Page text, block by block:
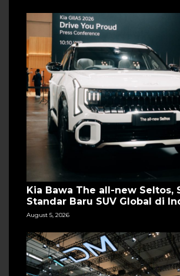
Kia Bawa The all-new Seltos,
Standar Baru SUV Global di
August 5, 2026